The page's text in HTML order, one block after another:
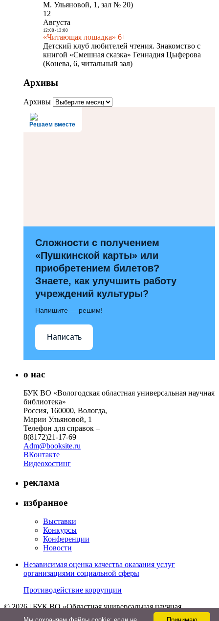
М. Ульяновой, 1, зал № 20)
12
Августа
12:00- 13:00
«Читающая лошадка» 6+
Детский клуб любителей чтения. Знакомство с
книгой «Смешная сказка» Геннадия Цыферова
(Конева, 6, читальный зал)
Архивы
Архивы
Решаем вместе
Сложности с получением
«Пушкинской карты» или
приобретением билетов?
Знаете, как улучшить работу
учреждений культуры?
Напишите — решим!
Написать
о нас
БУК ВО «Вологодская областная универсальная научная
библиотека»
Россия, 160000, Вологда,
Марии Ульяновой, 1
Телефон для справок –
8(8172)21-17-69
Adm@booksite.ru
ВКонтакте
Видеохостинг
реклама
избранное
Выставки
Конкурсы
Конференции
Новости
Независимая оценка качества оказания услуг
организациями социальной сферы
Противодействие коррупции
© 2026 | БУК ВО «Областная универсальная научная
библиотека»